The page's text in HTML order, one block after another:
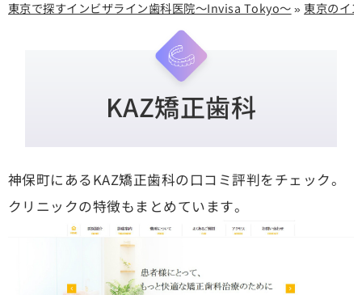
東京で探すインビザライン歯科医院～Invisa Tokyo～» 東京のイ
KAZ矯正歯科
神保町にあるKAZ矯正歯科の口コミ評判をチェック。
クリニックの特徴もまとめています。